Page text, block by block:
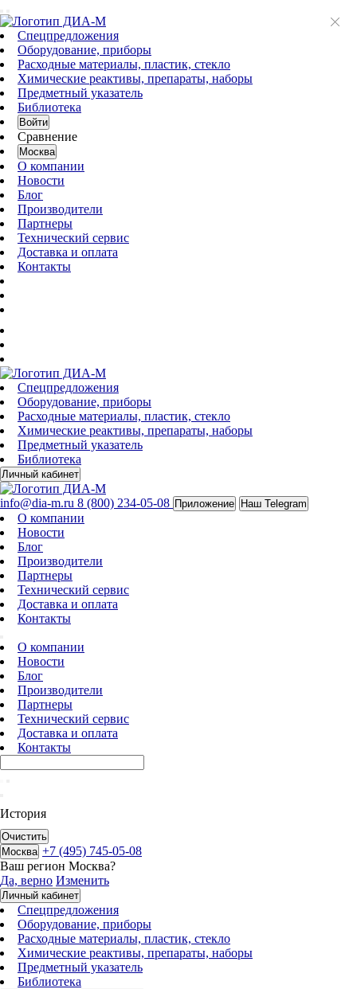
Спецпредложения
Оборудование, приборы
Расходные материалы, пластик, стекло
Химические реактивы, препараты, наборы
Предметный указатель
Библиотека
Войти
Сравнение
Москва
О компании
Новости
Блог
Производители
Партнеры
Технический сервис
Доставка и оплата
Контакты
Спецпредложения
Оборудование, приборы
Расходные материалы, пластик, стекло
Химические реактивы, препараты, наборы
Предметный указатель
Библиотека
Личный кабинет
info@dia-m.ru 8 (800) 234-05-08 Приложение Наш Telegram
О компании
Новости
Блог
Производители
Партнеры
Технический сервис
Доставка и оплата
Контакты
О компании
Новости
Блог
Производители
Партнеры
Технический сервис
Доставка и оплата
Контакты
История
Очистить
Москва +7 (495) 745-05-08
Ваш регион Москва?
Да, верно Изменить
Личный кабинет
Спецпредложения
Оборудование, приборы
Расходные материалы, пластик, стекло
Химические реактивы, препараты, наборы
Предметный указатель
Библиотека